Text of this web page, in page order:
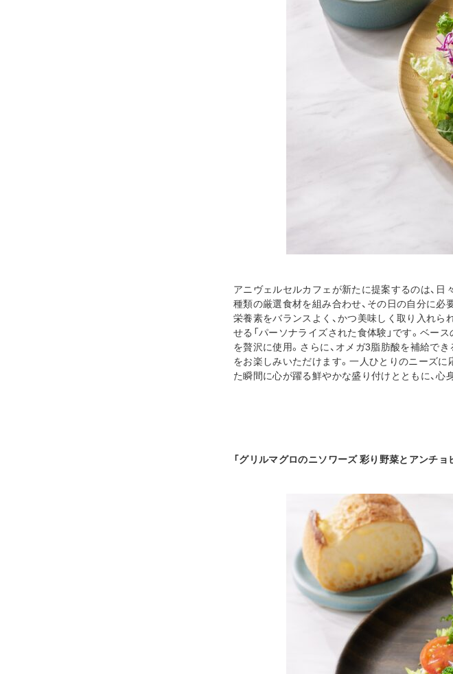
アニヴェルセルカフェが新たに提案するのは、
種類の厳選食材を組み合わせ、その日の自分に必
栄養素をバランスよく、かつ美味しく取り入れ
せる「パーソナライズされた食体験」です。ベー
を贅沢に使用。さらに、オメガ3脂肪酸を補給で
をお楽しみいただけます。一人ひとりのニーズに
た瞬間に心が躍る鮮やかな盛り付けとともに、心
「グリルマグロのニソワーズ 彩り野菜とアンチョ